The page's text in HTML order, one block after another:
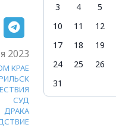
2023
КРАЕ
СУД
ДРАКА
3
4 5
10
11 12
17
18 19
24
25 26
31